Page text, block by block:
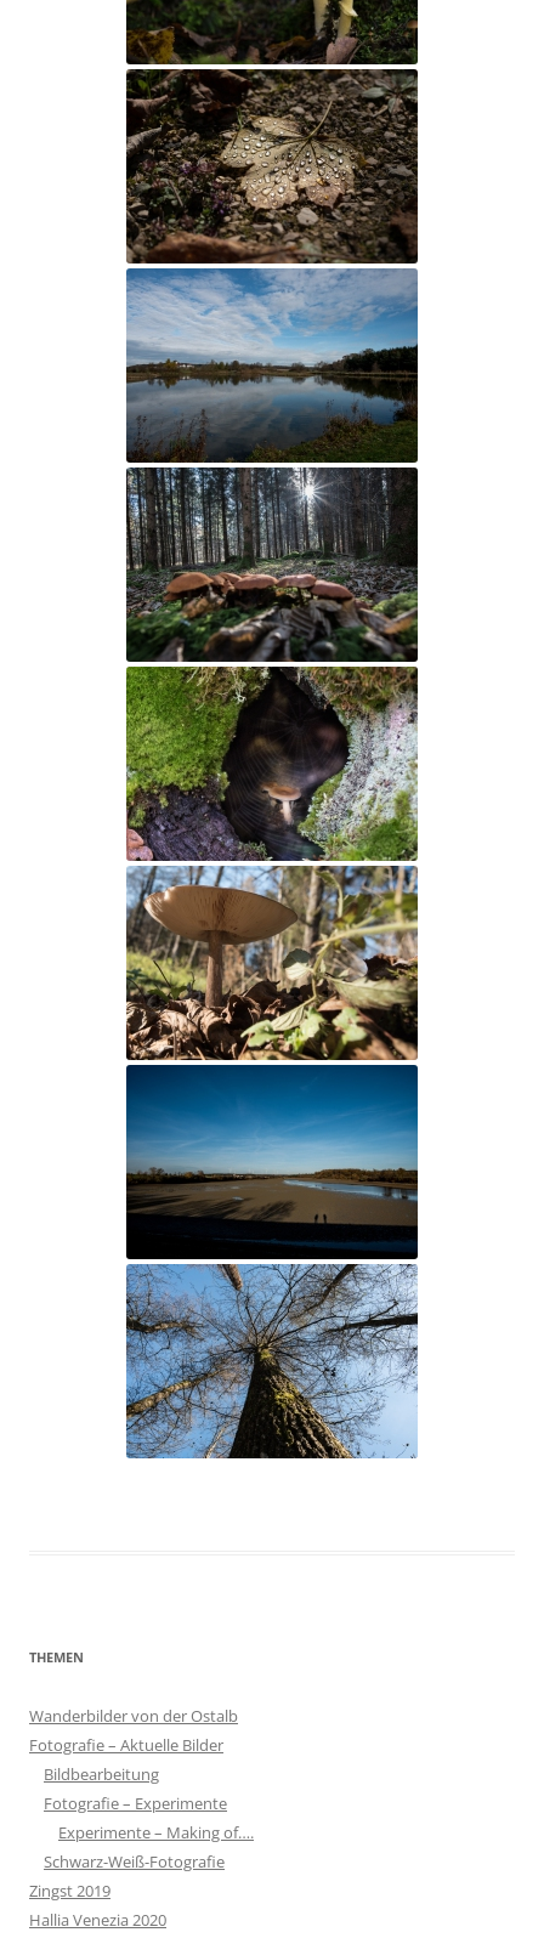
THEMEN
Wanderbilder von der Ostalb
Fotografie – Aktuelle Bilder
Bildbearbeitung
Fotografie – Experimente
Experimente – Making of….
Schwarz-Weiß-Fotografie
Zingst 2019
Hallia Venezia 2020